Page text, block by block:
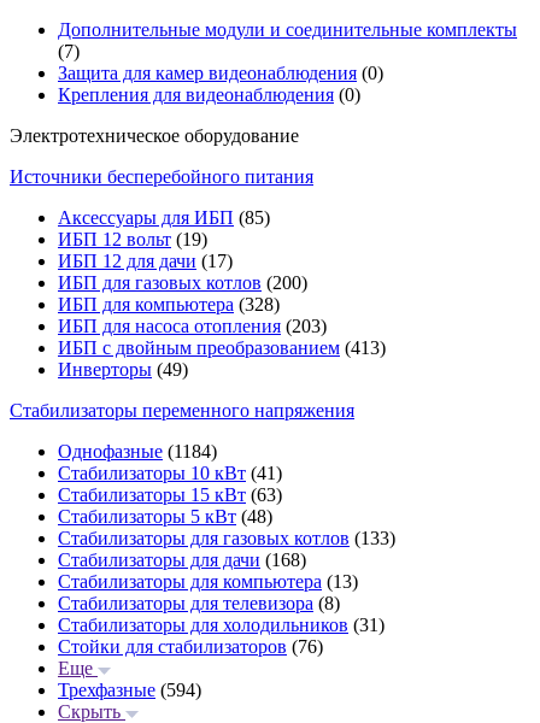
Дополнительные модули и соединительные комплекты
(7)
Защита для камер видеонаблюдения (0)
Крепления для видеонаблюдения (0)
Электротехническое оборудование
Источники бесперебойного питания
Аксессуары для ИБП (85)
ИБП 12 вольт (19)
ИБП 12 для дачи (17)
ИБП для газовых котлов (200)
ИБП для компьютера (328)
ИБП для насоса отопления (203)
ИБП с двойным преобразованием (413)
Инверторы (49)
Стабилизаторы переменного напряжения
Однофазные (1184)
Стабилизаторы 10 кВт (41)
Стабилизаторы 15 кВт (63)
Стабилизаторы 5 кВт (48)
Стабилизаторы для газовых котлов (133)
Стабилизаторы для дачи (168)
Стабилизаторы для компьютера (13)
Стабилизаторы для телевизора (8)
Стабилизаторы для холодильников (31)
Стойки для стабилизаторов (76)
Еще
Трехфазные (594)
Скрыть